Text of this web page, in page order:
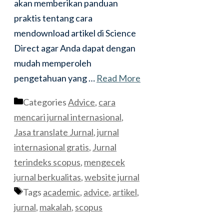
akan memberikan panduan
praktis tentang cara
mendownload artikel di Science
Direct agar Anda dapat dengan
mudah memperoleh
pengetahuan yang … Read More
CategoriesAdvice, cara
mencari jurnal internasional,
Jasa translate Jurnal,jurnal
internasional gratis, Jurnal
terindeks scopus, mengecek
jurnal berkualitas,website jurnal
Tags academic, advice, artikel,
jurnal, makalah, scopus